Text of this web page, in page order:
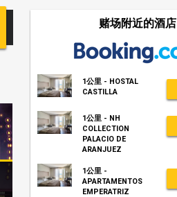
赌场附近的酒店
1公里 - HOSTAL
CASTILLA
1公里 - NH
COLLECTION
PALACIO DE
ARANJUEZ
1公里 -
APARTAMENTOS
EMPERATRIZ